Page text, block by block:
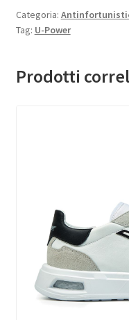
Categoria:
Tag: U-Power
Prodotti